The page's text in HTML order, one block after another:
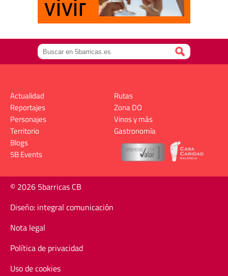
Actualidad
Reportajes
Personajes
Territorio
Rutas
Zona DO
Vinos y más
Gastronomía
Blogs
5B Events
© 2026 5barricas CB
Diseño: integral comunicación
Nota legal
Política de privacidad
Uso de cookies